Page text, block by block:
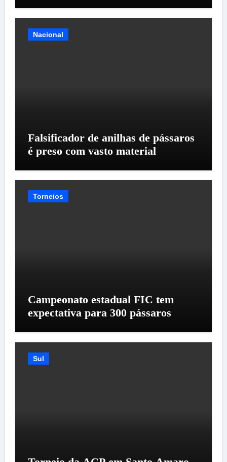
Nacional
Falsificador de anilhas de pássaros
é preso com vasto material
Torneios
Campeonato estadual FIC tem
expectativa para 300 pássaros
Sul